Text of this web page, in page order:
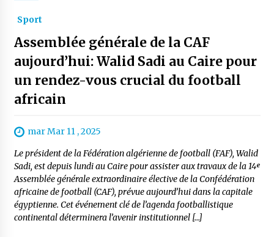
Sport
Assemblée générale de la CAF
aujourd’hui: Walid Sadi au Caire pour
un rendez-vous crucial du football
africain
mar Mar 11 , 2025
Le président de la Fédération algérienne de football (FAF), Walid
Sadi, est depuis lundi au Caire pour assister aux travaux de la 14ᵉ
Assemblée générale extraordinaire élective de la Confédération
africaine de football (CAF), prévue aujourd’hui dans la capitale
égyptienne. Cet événement clé de l’agenda footballistique
continental déterminera l’avenir institutionnel […]